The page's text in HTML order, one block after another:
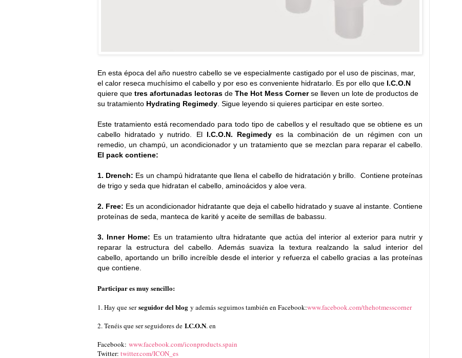
En esta época del año nuestro cabello se ve especialmente castigado por el uso de piscinas, mar,
el calor reseca muchísimo el cabello y por eso es conveniente hidratarlo. Es por ello que I.C.O.N
quiere que tres afortunadas lectoras de The Hot Mess Cornerse lleven un lote de productos de
su tratamiento Hydrating Regimedy . Sigue leyendo si quieres participar en este sorteo.
Este tratamiento está recomendado para todo tipo de cabellos y el resultado que se obtiene es un
cabello hidratado y nutrido. El I.C.O.N. Regimedyes la combinación de un régimen con un
remedio, un champú, un acondicionador y un tratamiento que se mezclan para reparar el cabello.
El pack contiene:
1. Drench: Es un champú hidratante que llena el cabello de hidratación y brillo. Contiene proteínas
de trigo y seda que hidratan el cabello, aminoácidos y aloe vera.
2. Free: Es un acondicionador hidratante que deja el cabello hidratado y suave al instante. Contiene
proteínas de seda, manteca de karité y aceite de semillas de babassu.
3. Inner Home: Es un tratamiento ultra hidratante que actúa del interior al exterior para nutrir y
reparar la estructura del cabello. Además suaviza la textura realzando la salud interior del
cabello, aportando un brillo increíble desde el interior y refuerza el cabello gracias a las proteínas
que contiene.
Participar es muy sencillo:
1. Hay que serseguidor del blog y además seguirnos también en Facebook:www.facebook.com/thehotmesscorner
2. Tenéis que ser seguidores de I.C.O.N. en
Facebook: www.facebook.com/iconproducts.spain
Twitter: twitter.com/ICON_es